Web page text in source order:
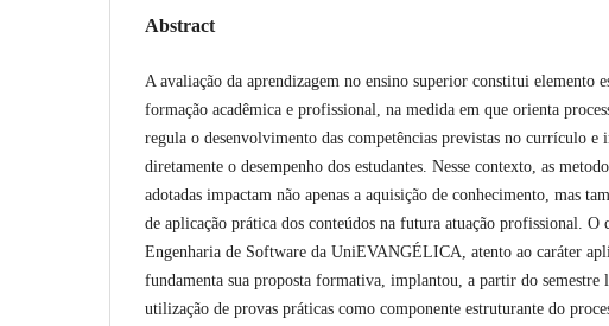
Abstract
A avaliação da aprendizagem no ensino superior constitui elemento
formação acadêmica e profissional, na medida em que orienta
regula o desenvolvimento das competências previstas no currículo e
diretamente o desempenho dos estudantes. Nesse contexto, as
adotadas impactam não apenas a aquisição de conhecimento, mas
de aplicação prática dos conteúdos na futura atuação profissional. O
Engenharia de Software da UniEVANGÉLICA, atento ao caráter
fundamenta sua proposta formativa, implantou, a partir do semestre
utilização de provas práticas como componente estruturante do